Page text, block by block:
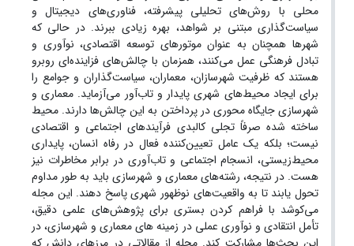
محلی با روش‌های تحلیلی پیشرفته، فناوری‌های دیجیتال و
سیاست‌گذاری مبتنی بر شواهد، بهره زیادی ببرند. در حالی که
شهرها همچنان به عنوان موتورهای توسعه اقتصادی، نوآوری و
تبادل فرهنگی عمل می‌کنند، همزمان با چالش‌های فزاینده‌ای روبرو
هستند که ظرفیت شهرسازان، معماران، سیاست‌گذاران و جوامع را
برای ایجاد محیط‌های شهری پایدار و تاب‌آور می‌آزماید. معماری و
شهرسازی جایگاه محوری در پرداختن به این چالش‌ها دارند. محیط
ساخته شده صرفاً تجلی کالبدی فرآیندهای اجتماعی و اقتصادی
نیست؛ بلکه یک عامل تعیین‌کننده فعال در رفاه انسان، پایداری
محیط‌زیستی، انسجام اجتماعی و تاب‌آوری در برابر مخاطرات نیز
هست. در نتیجه، رشته‌های معماری و شهرسازی باید به طور مداوم
تحول یابند تا به واقعیت‌های نوظهور شهری پاسخ دهند. این مجله
می‌کوشد با فراهم کردن بستری برای پژوهش‌های علمی دقیق،
تأمل انتقادی و نوآوری عملی در زمینه های معماری و شهرسازی، در